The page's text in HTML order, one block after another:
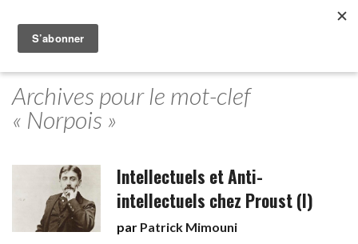
Archives pour le mot-clef
« Norpois »
Intellectuels et Anti-
intellectuels chez Proust (I)
par Patrick Mimouni